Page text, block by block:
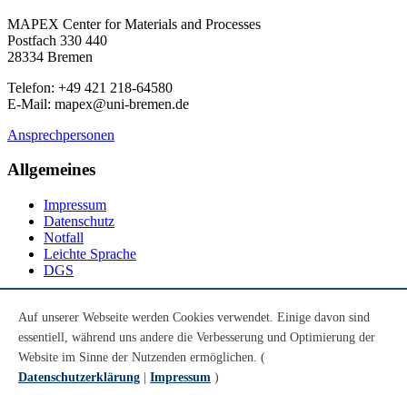
MAPEX Center for Materials and Processes
Postfach 330 440
28334 Bremen
Telefon: +49 421 218-64580
E-Mail: mapex@uni-bremen.de
Ansprechpersonen
Allgemeines
Impressum
Datenschutz
Notfall
Leichte Sprache
DGS
Youtube
Instagram
LinkedIn
Auf unserer Webseite werden Cookies verwendet. Einige davon sind
essentiell, während uns andere die Verbesserung und Optimierung der
Website im Sinne der Nutzenden ermöglichen. (
Datenschutzerklärung
Impressum )